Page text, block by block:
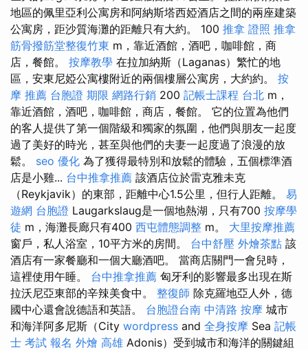
地區的佩里亞利公寓房和阿納斯塔西婭酒店之間的兩座建築
公寓房，距沙質海灘的距離只有大約。 100 推拿 證照 推拿
筋骨撥筋堂整復竹東 m，靠近酒館，酒吧，咖啡館，商
店，餐館。 按摩教學 在拉加納斯（Laganas）繁忙的地
區，安東尼婭公寓樓附近的兩個樓層公寓房，大約約。 按
摩 推薦 台胞證 期限 網路行銷 200 記帳士課程 台北 m，
靠近酒館，酒吧，咖啡館，商店，餐館。 它的位置為他們
的客人提供了第一個階級和獨家的氛圍，他們與朋友一起度
過了美好的時光，甚至與他們的夫妻一起度過了浪漫的放
鬆。 seo 優化 為了獲得最特別和放鬆的體驗，五個標準酒
店是小雞... 台中推拿推薦 該酒店位於雷克雅未克
（Reykjavik）的東部，距離中心1.5公里，但行人距離。 易
遊網 台胞證 Laugarkslaug是一個地熱湖，只有700 按摩學
徒 m，海灘長廊只有400 西屯體態調整 m。 大里按摩推薦
窗戶，私人浴室，10平方米的房間。 台中舒壓 外燴茶點 該
酒店有一家餐廳和一個大廳酒吧。 當商店關門一會兒時，
這裡使用午睡。 台中推拿推薦 匈牙利的影響最多出現在斯
拉沃尼亞東部的辛辣美食中。 整復師 除克羅地亞人外，德
國中心還會說德語和英語。 台胞證台南 中清路 按摩 城市
和海洋阿多尼斯（City wordpress and 全身按摩 Sea 記帳
士 考試 報名 外燴 高雄 Adonis）受到城市和海洋的關鍵組